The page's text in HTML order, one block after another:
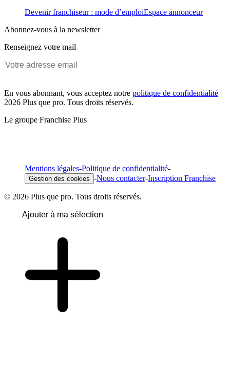
Devenir franchiseur : mode d’emploiEspace annonceur
Abonnez-vous à la newsletter
Renseignez votre mail
En vous abonnant, vous acceptez notre politique de confidentialité |
2026 Plus que pro. Tous droits réservés.
Le groupe Franchise Plus
Mentions légales-Politique de confidentialité-
Gestion des cookies -Nous contacter-Inscription Franchise
© 2026 Plus que pro. Tous droits réservés.
Ajouter à ma sélection